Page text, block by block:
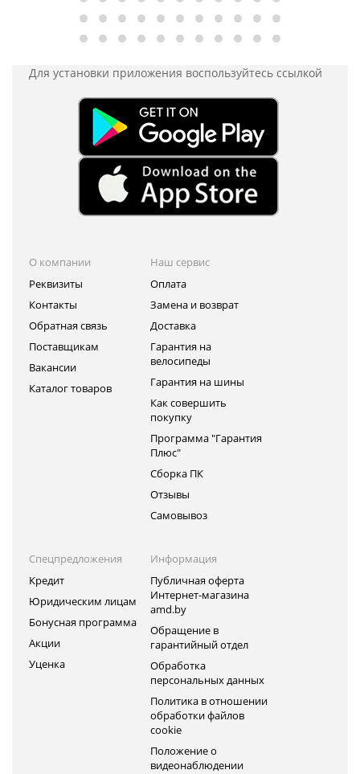
Для установки приложения воспользуйтесь ссылкой
О компании
Реквизиты
Контакты
Обратная связь
Поставщикам
Вакансии
Каталог товаров
Наш сервис
Оплата
Замена и возврат
Доставка
Гарантия на
велосипеды
Гарантия на шины
Как совершить
покупку
Программа "Гарантия
Плюс"
Сборка ПК
Отзывы
Самовывоз
Спецпредложения
Кредит
Юридическим лицам
Бонусная программа
Акции
Уценка
Информация
Публичная оферта
Интернет-магазина
amd.by
Обращение в
гарантийный отдел
Обработка
персональных данных
Политика в отношении
обработки файлов
cookie
Положение о
видеонаблюдении